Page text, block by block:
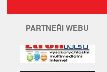
PARTNEŘI WEBU